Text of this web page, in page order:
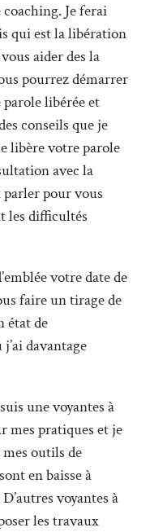
coaching. Je ferai
qui est la libération
aider des la
pourrez démarrer
parole libérée et
conseils que je
libère votre parole
avec la
parler pour vous
les difficultés
votre date de
faire un tirage de
état de
davantage
une voyantes à
mes pratiques et je
mes outils de
en baisse à
voyantes à
les travaux